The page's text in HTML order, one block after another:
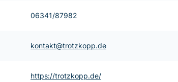
06341/87982
kontakt@trotzkopp.de
https://trotzkopp.de/